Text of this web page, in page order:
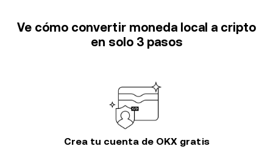
Ve cómo convertir moneda local a cripto
en solo 3 pasos
Crea tu cuenta de OKX gratis